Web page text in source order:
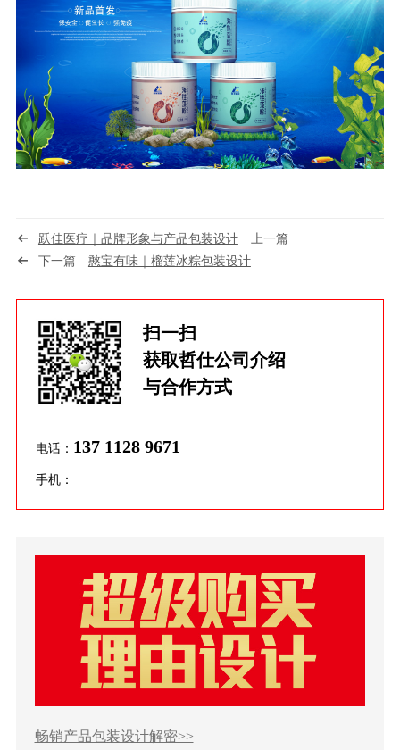
跃佳医疗｜品牌形象与产品包装设计上一篇
下一篇 憨宝有味｜榴莲冰粽包装设计
扫一扫
获取哲仕公司介绍
与合作方式
电话： 137 1128 9671
手机：
畅销产品包装设计解密>>